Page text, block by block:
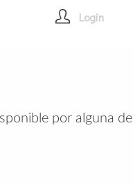
Login
por alguna de